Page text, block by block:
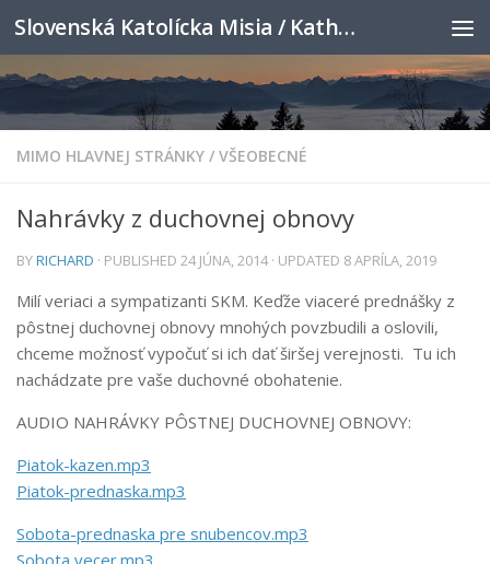
Skip to content Slovenská Katolícka Misia / Katholische Slowakenmission
MIMO HLAVNEJ STRÁNKY / VŠEOBECNÉ
Nahrávky z duchovnej obnovy
BYRICHARD · PUBLISHED 24 JÚNA, 2014· UPDATED 8 APRÍLA, 2019
Milí veriaci a sympatizanti SKM. Keďže viaceré prednášky z
pôstnej duchovnej obnovy mnohých povzbudili a oslovili,
chceme možnosť vypočuť si ich dať širšej verejnosti. Tu ich
nachádzate pre vaše duchovné obohatenie.
AUDIO NAHRÁVKY PÔSTNEJ DUCHOVNEJ OBNOVY:
Piatok-kazen.mp3
Piatok-prednaska.mp3
Sobota-prednaska pre snubencov.mp3
Sobota vecer.mp3